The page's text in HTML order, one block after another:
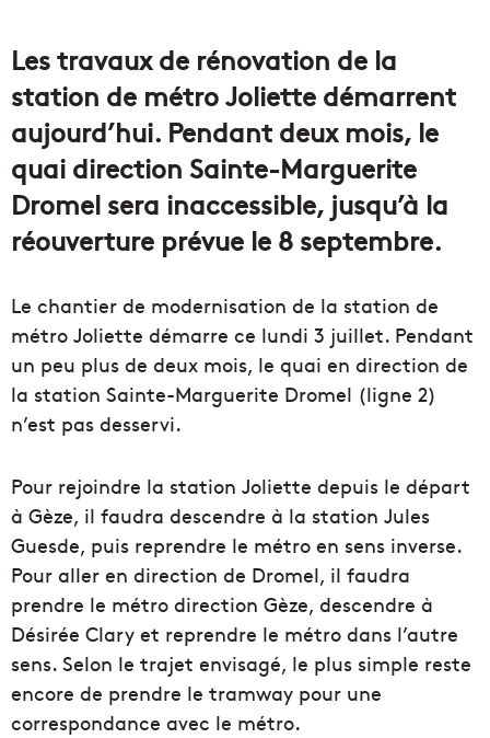
Les travaux de rénovation de la
station de métro Joliette démarrent
aujourd’hui. Pendant deux mois, le
quai direction Sainte-Marguerite
Dromel sera inaccessible, jusqu’à la
réouverture prévue le 8 septembre.
Le chantier de modernisation de la station de
métro Joliette démarre ce lundi 3 juillet. Pendant
un peu plus de deux mois, le quai en direction de
la station Sainte-Marguerite Dromel (ligne 2)
n’est pas desservi.
Pour rejoindre la station Joliette depuis le départ
à Gèze, il faudra descendre à la station Jules
Guesde, puis reprendre le métro en sens inverse.
Pour aller en direction de Dromel, il faudra
prendre le métro direction Gèze, descendre à
Désirée Clary et reprendre le métro dans l’autre
sens. Selon le trajet envisagé, le plus simple reste
encore de prendre le tramway pour une
correspondance avec le métro.